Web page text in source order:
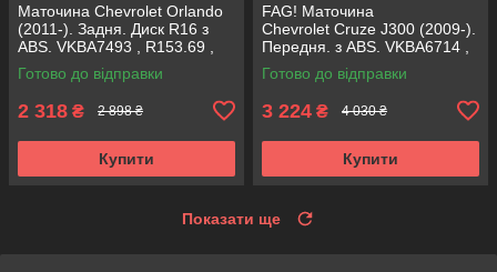
Маточина Chevrolet Orlando
(2011-). Задня. Диск R16 з
ABS. VKBA7493 , R153.69 ,
713645020 SHAFER Австрія
Готово до відправки
2 318 ₴ 2 898 ₴
Купити
FAG! Маточина
Chevrolet Cruze J300 (2009-).
Передня. з ABS. VKBA6714 ,
R153.66 , 713644910
Німеччина!
Готово до відправки
3 224 ₴ 4 030 ₴
Купити
Показати ще